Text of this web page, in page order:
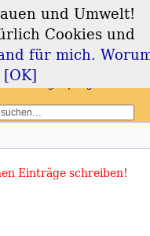
und
Einträge schreiben!
und Umwelt!
Cookies und
für mich.
[OK]